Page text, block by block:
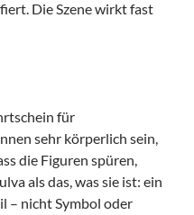
Die Szene wirkt fast
für
sehr körperlich sein,
die Figuren spüren,
als das, was sie ist: ein
– nicht Symbol oder